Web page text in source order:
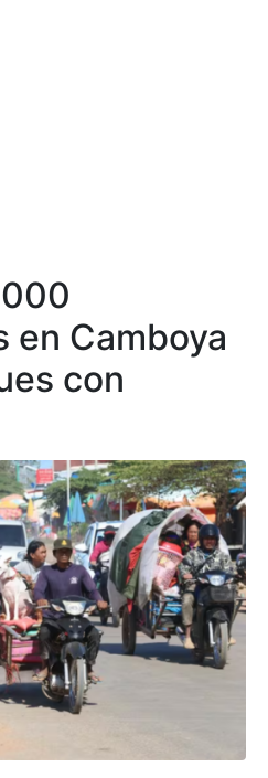
en Camboya
con